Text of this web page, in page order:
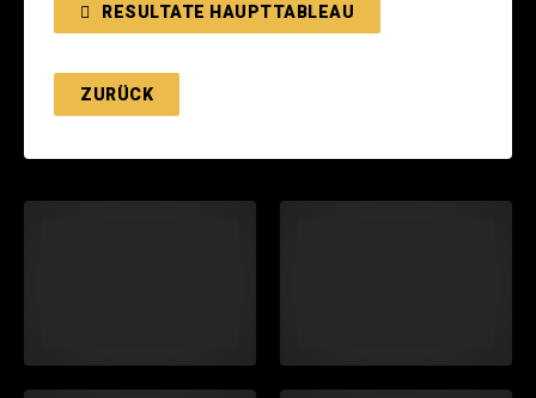
RESULTATE HAUPTTABLEAU
ZURÜCK